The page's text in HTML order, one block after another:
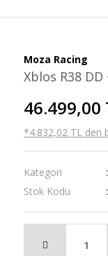
Moza Racing
Xblos R38
46.499,00
*4.832,02 TL den
Kategori
Stok Kodu